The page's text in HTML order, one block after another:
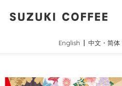
English 中文・简体